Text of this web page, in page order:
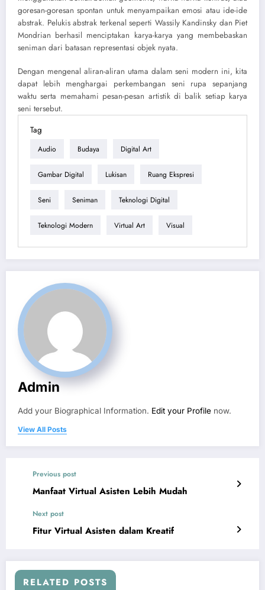
goresan-goresan spontan untuk menyampaikan emosi atau ide-ide
abstrak. Pelukis abstrak terkenal seperti Wassily Kandinsky dan Piet
Mondrian berhasil menciptakan karya-karya yang membebaskan
seniman dari batasan representasi objek nyata.
Dengan mengenal aliran-aliran utama dalam seni modern ini, kita
dapat lebih menghargai perkembangan seni rupa sepanjang
waktu serta memahami pesan-pesan artistik di balik setiap karya
seni tersebut.
Tag
Audio Budaya Digital Art
Gambar Digital Lukisan Ruang Ekspresi
Seni Seniman Teknologi Digital
Teknologi Modern Virtual Art Visual
Admin
Add your Biographical Information. Edit your Profile now.
View All Posts
Previous post
Manfaat Virtual Asisten Lebih Mudah
Next post
Fitur Virtual Asisten dalam Kreatif
RELATED POSTS